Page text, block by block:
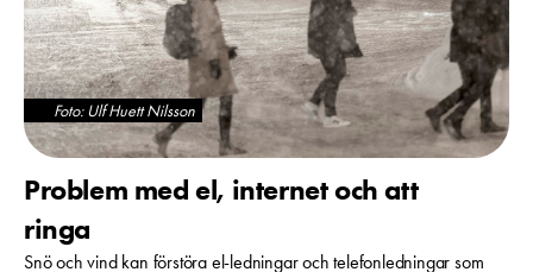
Foto: Ulf Huett Nilsson
Problem med el, internet och att
ringa
Snö och vind kan förstöra el-ledningar och telefonledningar som